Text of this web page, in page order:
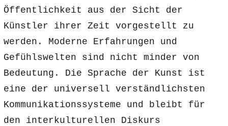
Öffentlichkeit aus der Sicht der
Künstler ihrer Zeit vorgestellt zu
werden. Moderne Erfahrungen und
Gefühlswelten sind nicht minder von
Bedeutung. Die Sprache der Kunst ist
eine der universell verständlichsten
Kommunikationssysteme und bleibt für
den interkulturellen Diskurs